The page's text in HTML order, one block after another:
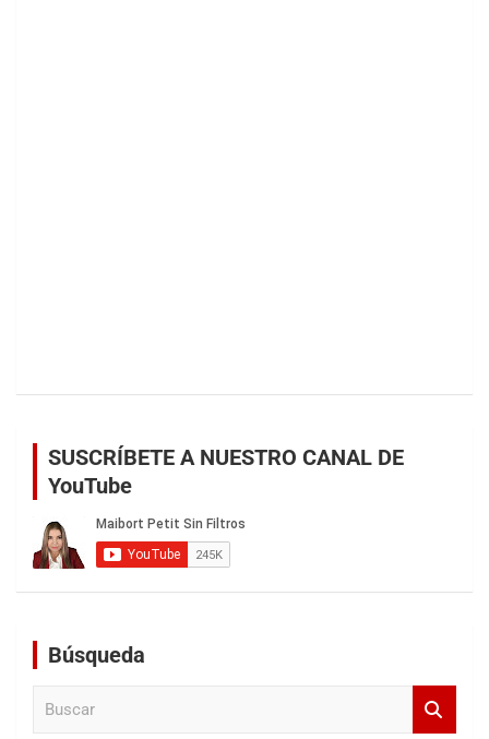
SUSCRÍBETE A NUESTRO CANAL DE
YouTube
Búsqueda